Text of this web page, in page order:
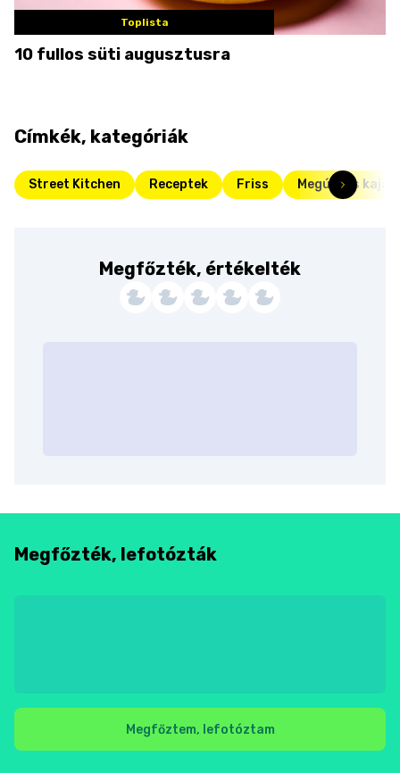
Toplista
10 fullos süti augusztusra
Címkék, kategóriák
Street Kitchen Receptek Friss Megúszós kaják
Megfőzték, értékelték
Megfőzték, lefotózták
Megfőztem, lefotóztam